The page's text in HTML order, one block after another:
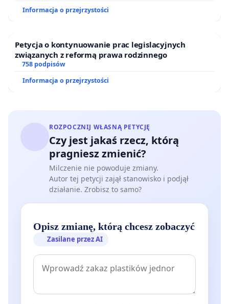
Informacja o przejrzystości
Petycja o kontynuowanie prac legislacyjnych
związanych z reformą prawa rodzinnego
758 podpisów
Informacja o przejrzystości
ROZPOCZNIJ WŁASNĄ PETYCJĘ
Czy jest jakaś rzecz, którą
pragniesz zmienić?
Milczenie nie powoduje zmiany.
Autor tej petycji zajął stanowisko i podjął
działanie. Zrobisz to samo?
Opisz zmianę, którą chcesz zobaczyć
Zasilane przez AI